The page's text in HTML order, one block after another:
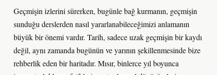
Geçmişin izlerini sürerken, bugünle bağ kurmanın, geçmişin
sunduğu derslerden nasıl yararlanabileceğimizi anlamanın
büyük bir önemi vardır. Tarih, sadece uzak geçmişin bir kaydı
değil, aynı zamanda bugünün ve yarının şekillenmesinde bize
rehberlik eden bir haritadır. Mısır, binlerce yıl boyunca